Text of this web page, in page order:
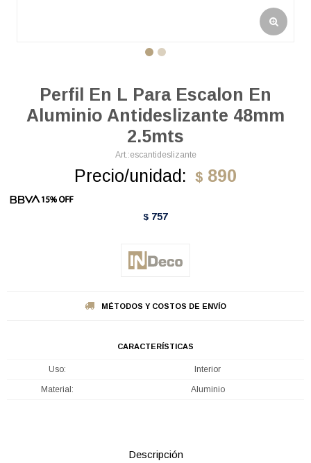
Perfil En L Para Escalon En
Aluminio Antideslizante 48mm
2.5mts
escantideslizante
Precio/unidad: $ 890
$ 757
MÉTODOS Y COSTOS DE ENVÍO
CARACTERÍSTICAS
Uso Interior
Material Aluminio
Descripción